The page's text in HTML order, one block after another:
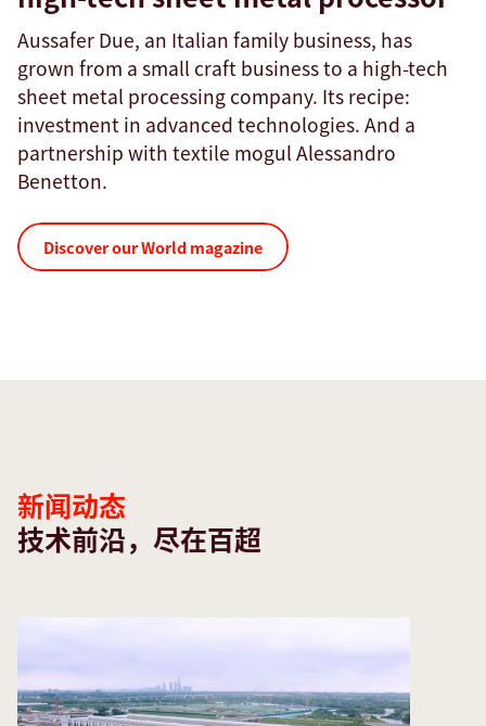
Aussafer Due, an Italian family business, has
grown from a small craft business to a high-tech
sheet metal processing company. Its recipe:
investment in advanced technologies. And a
partnership with textile mogul Alessandro
Benetton.
Discover our World magazine
新闻动态
技术前沿，尽在百超